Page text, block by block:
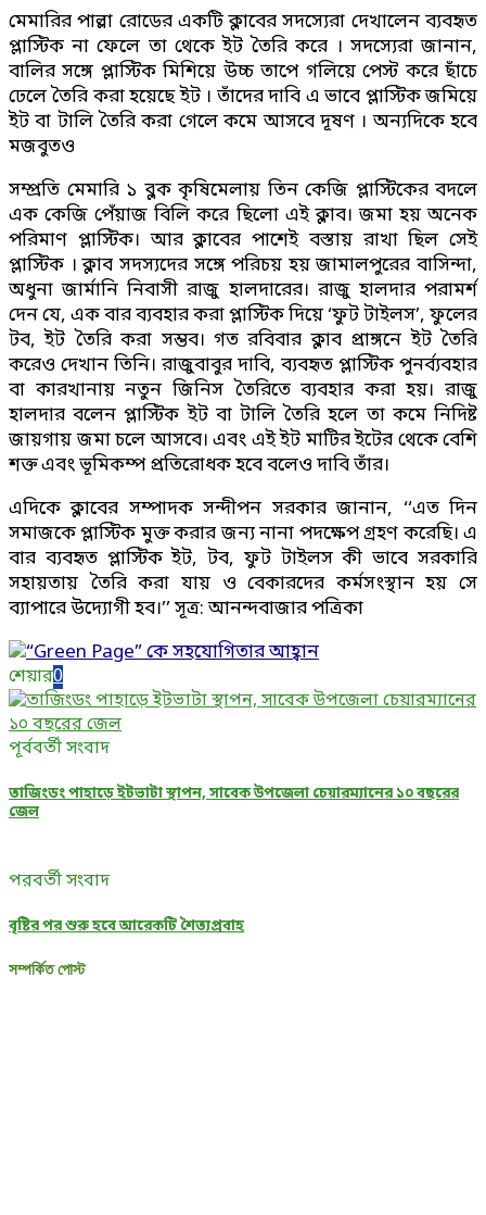
মেমারির পাল্লা রোডের একটি ক্লাবের সদস্যেরা দেখালেন ব্যবহৃত
প্লাস্টিক না ফেলে তা থেকে ইট তৈরি করে । সদস্যেরা জানান,
বালির সঙ্গে প্লাস্টিক মিশিয়ে উচ্চ তাপে গলিয়ে পেস্ট করে ছাঁচে
ঢেলে তৈরি করা হয়েছে ইট । তাঁদের দাবি এ ভাবে প্লাস্টিক জমিয়ে
ইট বা টালি তৈরি করা গেলে কমে আসবে দূষণ । অন্যদিকে হবে
মজবুতও
সম্প্রতি মেমারি ১ ব্লক কৃষিমেলায় তিন কেজি প্লাস্টিকের বদলে
এক কেজি পেঁয়াজ বিলি করে ছিলো এই ক্লাব। জমা হয় অনেক
পরিমাণ প্লাস্টিক। আর ক্লাবের পাশেই বস্তায় রাখা ছিল সেই
প্লাস্টিক । ক্লাব সদস্যদের সঙ্গে পরিচয় হয় জামালপুরের বাসিন্দা,
অধুনা জার্মানি নিবাসী রাজু হালদারের। রাজু হালদার পরামর্শ
দেন যে, এক বার ব্যবহার করা প্লাস্টিক দিয়ে ‘ফুট টাইলস’, ফুলের
টব, ইট তৈরি করা সম্ভব। গত রবিবার ক্লাব প্রাঙ্গনে ইট তৈরি
করেও দেখান তিনি। রাজুবাবুর দাবি, ব্যবহৃত প্লাস্টিক পুনর্ব্যবহার
বা কারখানায় নতুন জিনিস তৈরিতে ব্যবহার করা হয়। রাজু
হালদার বলেন প্লাস্টিক ইট বা টালি তৈরি হলে তা কমে নিদিষ্ট
জায়গায় জমা চলে আসবে। এবং এই ইট মাটির ইটের থেকে বেশি
শক্ত এবং ভূমিকম্প প্রতিরোধক হবে বলেও দাবি তাঁর।
এদিকে ক্লাবের সম্পাদক সন্দীপন সরকার জানান, ‘‘এত দিন
সমাজকে প্লাস্টিক মুক্ত করার জন্য নানা পদক্ষেপ গ্রহণ করেছি। এ
বার ব্যবহৃত প্লাস্টিক ইট, টব, ফুট টাইলস কী ভাবে সরকারি
সহায়তায় তৈরি করা যায় ও বেকারদের কর্মসংস্থান হয় সে
ব্যাপারে উদ্যোগী হব।’’ সূত্র: আনন্দবাজার পত্রিকা
শেয়ার0
পূর্ববর্তী সংবাদ
তাজিংডং পাহাড়ে ইটভাটা স্থাপন, সাবেক উপজেলা চেয়ারম্যানের ১০ বছরের
জেল
পরবর্তী সংবাদ
বৃষ্টির পর শুরু হবে আরেকটি শৈত্যপ্রবাহ
সম্পর্কিত পোস্ট